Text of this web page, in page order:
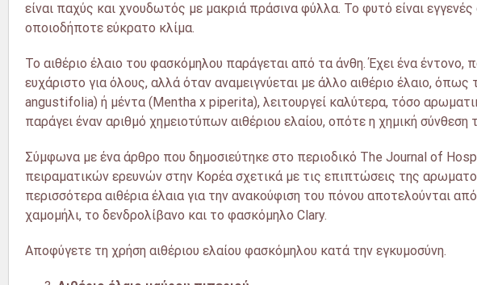
είναι παχύς και χνουδωτός με μακριά πράσινα φύλλα. Το φυτό είναι
οποιοδήποτε εύκρατο κλίμα.
Το αιθέριο έλαιο του φασκόμηλου παράγεται από τα άνθη. Έχει ένα έντονο,
ευχάριστο για όλους, αλλά όταν αναμειγνύεται με άλλο αιθέριο έλαιο, όπως
angustifolia) ή μέντα (Mentha x piperita), λειτουργεί καλύτερα, τόσο
παράγει έναν αριθμό χημειοτύπων αιθέριου ελαίου, οπότε η χημική σύνθεση
Σύμφωνα με ένα άρθρο που δημοσιεύτηκε στο περιοδικό The Journal of
πειραματικών ερευνών στην Κορέα σχετικά με τις επιπτώσεις της
περισσότερα αιθέρια έλαια για την ανακούφιση του πόνου αποτελούνται
χαμομήλι, το δενδρολίβανο και το φασκόμηλο Clary.
Αποφύγετε τη χρήση αιθέριου ελαίου φασκόμηλου κατά την εγκυμοσύνη.